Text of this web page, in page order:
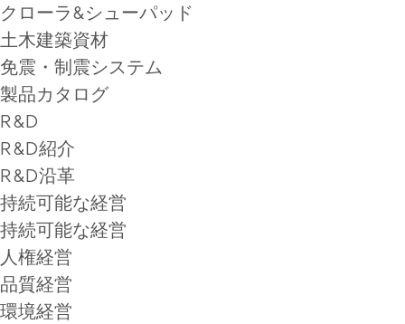
クローラ&シューパッド
土木建築資材
免震・制震システム
製品カタログ
R&D
R&D紹介
R&D沿革
持続可能な経営
持続可能な経営
人権経営
品質経営
環境経営